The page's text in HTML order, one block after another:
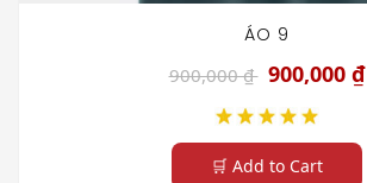
ÁO 9
900,000 ₫ 900,000 ₫
🛒 Add to Cart